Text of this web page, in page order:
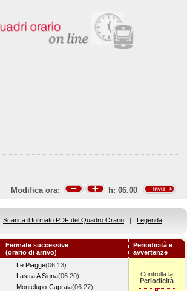
Modifica ora: h: 06.00
Scarica il formato PDF del Quadro Orario | Legenda
Fermate successive
(orario di arrivo)
Periodicità e
avvertenze
Le Piagge(06.13)
Lastra A Signa(06.20)
Montelupo-Capraia(06.27)
Controlla la
Periodicità